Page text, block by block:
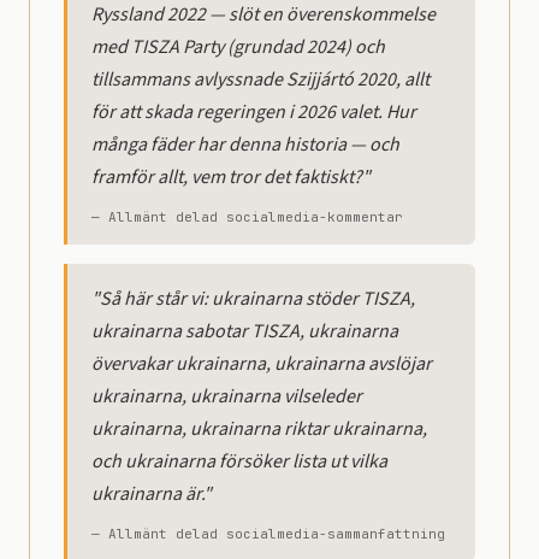
Ryssland 2022 — slöt en överenskommelse
med TISZA Party (grundad 2024) och
tillsammans avlyssnade Szijjártó 2020, allt
för att skada regeringen i 2026 valet. Hur
många fäder har denna historia — och
framför allt, vem tror det faktiskt?"
— Allmänt delad socialmedia-kommentar
"Så här står vi: ukrainarna stöder TISZA,
ukrainarna sabotar TISZA, ukrainarna
övervakar ukrainarna, ukrainarna avslöjar
ukrainarna, ukrainarna vilseleder
ukrainarna, ukrainarna riktar ukrainarna,
och ukrainarna försöker lista ut vilka
ukrainarna är."
— Allmänt delad socialmedia-sammanfattning